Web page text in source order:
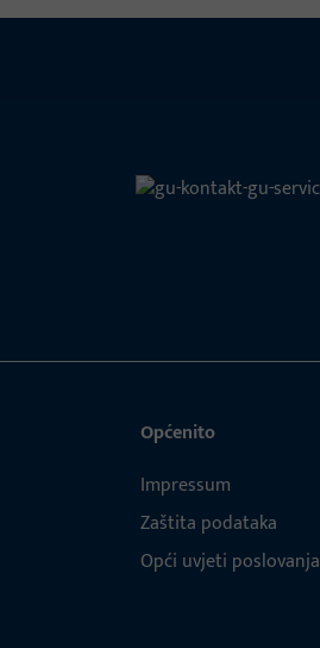
Općenito
Impressum
Zaštita podataka
Opći uvjeti poslovanja